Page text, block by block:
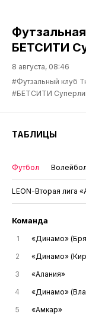
БЕТСИТИ
8 августа, 08:46
#Футзальный клуб
#БЕТСИТИ
ТАБЛИЦЫ
Футбол Волейбол
LEON-Вторая лига
Команда
1 «Динамо»
2
«Динамо»
3
«Алания»
4
«Динамо»
5
«Амкар»